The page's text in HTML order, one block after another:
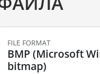
FILE FORMAT
BMP (Microsoft
bitmap)